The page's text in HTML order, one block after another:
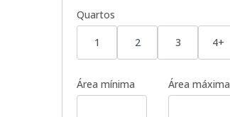
Quartos
1 2 3 4+
Área mínima Área máxima